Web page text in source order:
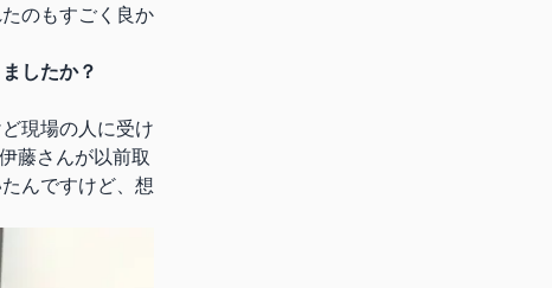
のもすごく良か
したか？
現場の人に受け
藤さんが以前取
んですけど、想